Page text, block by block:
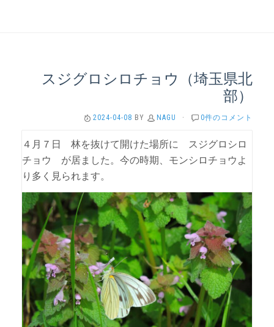
スジグロシロチョウ（埼玉県北
部）
2024-04-08 BY NAGU · 0件のコメント
４月７日 林を抜けて開けた場所に スジグロシロ
チョウ が居ました。今の時期、モンシロチョウよ
り多く見られます。